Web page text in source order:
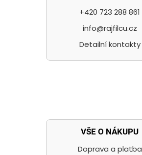
+420 723 288 861
info@rajfilcu.cz
Detailní kontakty
VŠE O NÁKUPU
Doprava a platba